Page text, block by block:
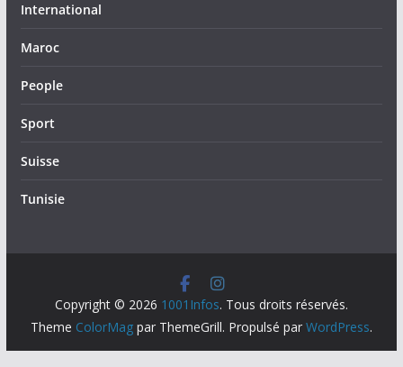
International
Maroc
People
Sport
Suisse
Tunisie
Copyright © 2026 1001Infos. Tous droits réservés.
Theme ColorMagpar ThemeGrill. Propulsé par WordPress.